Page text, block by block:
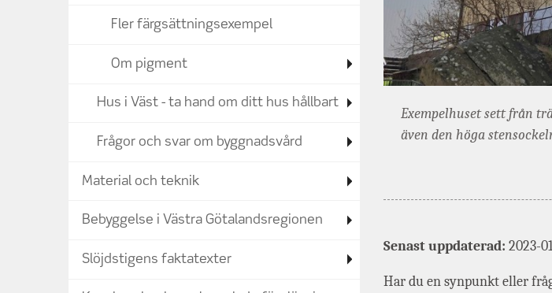
Fler färgsättningsexempel
Om pigment
Hus i Väst - ta hand om ditt hus hållbart
Frågor och svar om byggnadsvård
Material och teknik
Bebyggelse i Västra Götalandsregionen
Slöjdstigens faktatexter
Exempelhuset sett från
även den höga
Senast uppdaterad: 2023-
Har du en synpunkt eller